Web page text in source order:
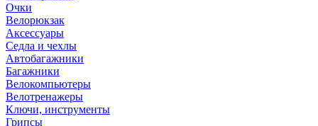
Очки
Велорюкзак
Аксессуары
Седла и чехлы
Автобагажники
Багажники
Велокомпьютеры
Велотренажеры
Ключи, инструменты
Грипсы